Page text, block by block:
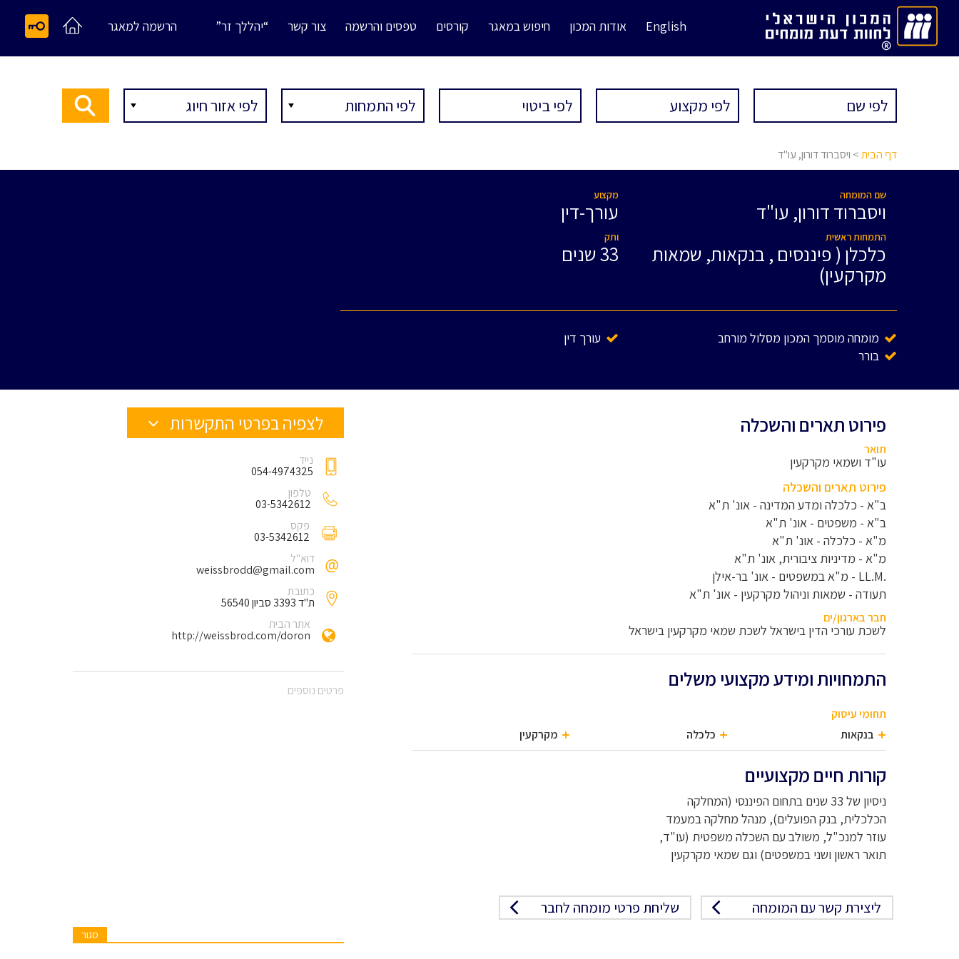
English אודות המכון חיפוש במאגר קורסים טפסים והרשמה צור קשר “יהללך זר” הרשמה למאגר
דף הבית> ויסברוד דורון, עו"ד
שם המומחה
ויסברוד דורון, עו"ד
התמחות ראשית
כלכלן ( פיננסים , בנקאות, שמאות
מקרקעין)
מקצוע
עורך-דין
ותק
33 שנים
מומחה מוסמך המכון מסלול מורחב
בורר
עורך דין
פירוט תארים והשכלה
תואר
עו"ד ושמאי מקרקעין
פירוט תארים והשכלה
ב"א - כלכלה ומדע המדינה - אונ' ת"א
ב"א - משפטים - אונ' ת"א
מ"א - כלכלה - אונ' ת"א
מ"א - מדיניות ציבורית, אונ' ת"א
.LL.M - מ"א במשפטים - אונ' בר-אילן
תעודה - שמאות וניהול מקרקעין - אונ' ת"א
חבר בארגון/ים
לשכת עורכי הדין בישראל לשכת שמאי מקרקעין בישראל
התמחויות ומידע מקצועי משלים
תחומי עיסוק
בנקאות
כלכלה מקרקעין
קורות חיים מקצועיים
ניסיון של 33 שנים בתחום הפיננסי (המחלקה
הכלכלית, בנק הפועלים), מנהל מחלקה במעמד
עוזר למנכ"ל, משולב עם השכלה משפטית (עו"ד,
תואר ראשון ושני במשפטים) וגם שמאי מקרקעין
ליצירת קשר עם המומחה שליחת פרטי מומחה לחבר
לצפיה בפרטי התקשרות
נייד
054-4974325
טלפון
03-5342612
פקס
03-5342612
דוא"ל
weissbrodd@gmail.com
כתובת
ת"ד 3393 סביון 56540
אתר הבית
http://weissbrod.com/doron
פרטים נוספים
סגור